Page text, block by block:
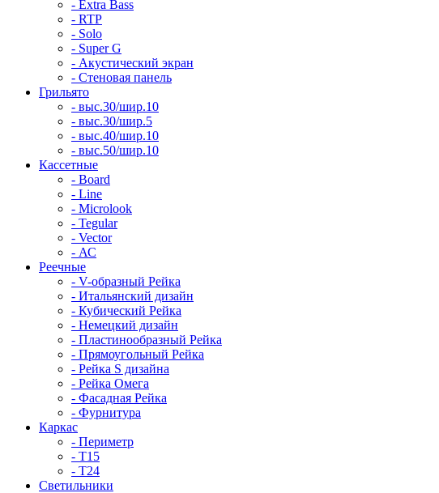
- Extra Bass
- RTP
- Solo
- Super G
- Акустический экран
- Стеновая панель
Грильято
- выс.30/шир.10
- выс.30/шир.5
- выс.40/шир.10
- выс.50/шир.10
Кассетные
- Board
- Line
- Microlook
- Tegular
- Vector
- АС
Реечные
- V-образный Рейка
- Итальянский дизайн
- Кубический Рейка
- Немецкий дизайн
- Пластинообразный Рейка
- Прямоугольный Рейка
- Рейка S дизайна
- Рейка Омега
- Фасадная Рейка
- Фурнитура
Каркас
- Периметр
- Т15
- Т24
Светильники